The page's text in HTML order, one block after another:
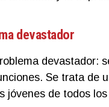
devastador
devastador:
Se trata de
jóvenes de todos